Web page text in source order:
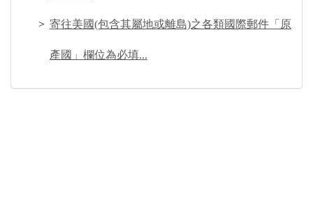
寄往美國(包含其屬地或離島)之各類國際郵件「原
產國」欄位為必填...